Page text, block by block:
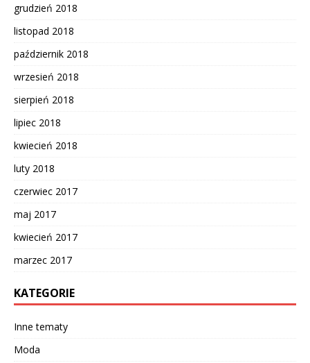
grudzień 2018
listopad 2018
październik 2018
wrzesień 2018
sierpień 2018
lipiec 2018
kwiecień 2018
luty 2018
czerwiec 2017
maj 2017
kwiecień 2017
marzec 2017
KATEGORIE
Inne tematy
Moda